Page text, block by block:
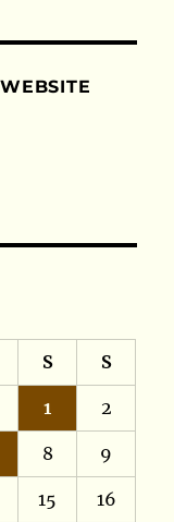
S S
1 2
8 9
15 16